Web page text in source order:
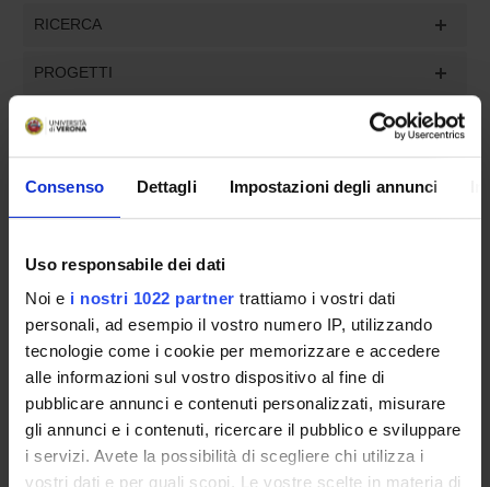
Consenso Dettagli Impostazioni degli annunci
Uso responsabile dei dati
Noi e i nostri 1022 partner trattiamo i vostri dati
personali, ad esempio il vostro numero IP, utilizzando
tecnologie come i cookie per memorizzare e accedere
alle informazioni sul vostro dispositivo al fine di
pubblicare annunci e contenuti personalizzati, misurare
gli annunci e i contenuti, ricercare il pubblico e sviluppare
i servizi. Avete la possibilità di scegliere chi utilizza i
vostri dati e per quali scopi. Le vostre scelte in materia di
RICERCA
PROGETTI
INCARICHI
COMMISSIONI
UFFICI E STRUTTURE DI SERVIZIO
SERVIZI DI SEGRETERIA STUDENTI